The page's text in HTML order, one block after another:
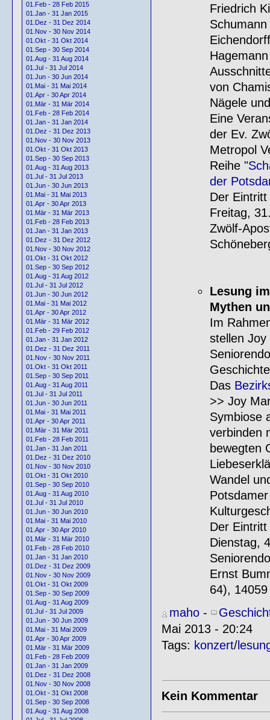
01.Feb - 28 Feb 2015
01.Jan - 31 Jan 2015
01.Dez - 31 Dez 2014
01.Nov - 30 Nov 2014
01.Okt - 31 Okt 2014
01.Sep - 30 Sep 2014
01.Aug - 31 Aug 2014
01.Jul - 31 Jul 2014
01.Jun - 30 Jun 2014
01.Mai - 31 Mai 2014
01.Apr - 30 Apr 2014
01.Mär - 31 Mär 2014
01.Feb - 28 Feb 2014
01.Jan - 31 Jan 2014
01.Dez - 31 Dez 2013
01.Nov - 30 Nov 2013
01.Okt - 31 Okt 2013
01.Sep - 30 Sep 2013
01.Aug - 31 Aug 2013
01.Jul - 31 Jul 2013
01.Jun - 30 Jun 2013
01.Mai - 31 Mai 2013
01.Apr - 30 Apr 2013
01.Mär - 31 Mär 2013
01.Feb - 28 Feb 2013
01.Jan - 31 Jan 2013
01.Dez - 31 Dez 2012
01.Nov - 30 Nov 2012
01.Okt - 31 Okt 2012
01.Sep - 30 Sep 2012
01.Aug - 31 Aug 2012
01.Jul - 31 Jul 2012
01.Jun - 30 Jun 2012
01.Mai - 31 Mai 2012
01.Apr - 30 Apr 2012
01.Mär - 31 Mär 2012
01.Feb - 29 Feb 2012
01.Jan - 31 Jan 2012
01.Dez - 31 Dez 2011
01.Nov - 30 Nov 2011
01.Okt - 31 Okt 2011
01.Sep - 30 Sep 2011
01.Aug - 31 Aug 2011
01.Jul - 31 Jul 2011
01.Jun - 30 Jun 2011
01.Mai - 31 Mai 2011
01.Apr - 30 Apr 2011
01.Mär - 31 Mär 2011
01.Feb - 28 Feb 2011
01.Jan - 31 Jan 2011
01.Dez - 31 Dez 2010
01.Nov - 30 Nov 2010
01.Okt - 31 Okt 2010
01.Sep - 30 Sep 2010
01.Aug - 31 Aug 2010
01.Jul - 31 Jul 2010
01.Jun - 30 Jun 2010
01.Mai - 31 Mai 2010
01.Apr - 30 Apr 2010
01.Mär - 31 Mär 2010
01.Feb - 28 Feb 2010
01.Jan - 31 Jan 2010
01.Dez - 31 Dez 2009
01.Nov - 30 Nov 2009
01.Okt - 31 Okt 2009
01.Sep - 30 Sep 2009
01.Aug - 31 Aug 2009
01.Jul - 31 Jul 2009
01.Jun - 30 Jun 2009
01.Mai - 31 Mai 2009
01.Apr - 30 Apr 2009
01.Mär - 31 Mär 2009
01.Feb - 28 Feb 2009
01.Jan - 31 Jan 2009
01.Dez - 31 Dez 2008
01.Nov - 30 Nov 2008
01.Okt - 31 Okt 2008
01.Sep - 30 Sep 2008
01.Aug - 31 Aug 2008
Friedrich
von
Nägele
Eine
der Ev.
Metropol
Reihe "
der
Der
Freitag,
Zwölf-
Lesung
Mythen
Im
stellen Joy
Das
>> Joy
Symbiose
verbinden
bewegten
Wandel
Der
Dienstag,
Ernst
64),
maho-
Mai 2013 - 20:24
Tags: konzert/
Kein Kommentar